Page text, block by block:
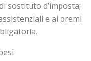
sostituto d’imposta;
e ai premi